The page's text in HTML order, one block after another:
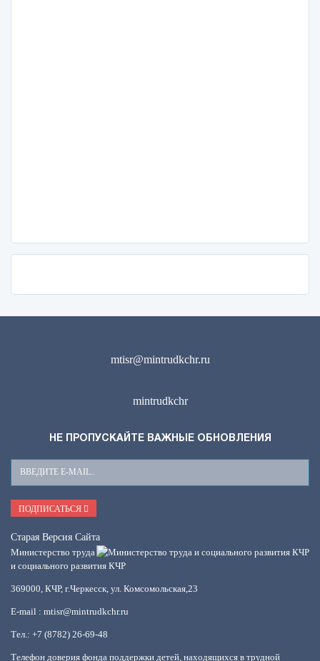
mtisr@mintrudkchr.ru
mintrudkchr
НЕ ПРОПУСКАЙТЕ ВАЖНЫЕ ОБНОВЛЕНИЯ
Ваш
E-
Mail
ПОДПИСАТЬСЯ
Старая Версия Сайта
Министерство труда
и социального развития КЧР
369000, КЧР, г.Черкесск, ул. Комсомольская,23
E-mail : mtisr@mintrudkchr.ru
Тел.: +7 (8782) 26-69-48
Телефон доверия фонда поддержки детей, находящихся в трудной